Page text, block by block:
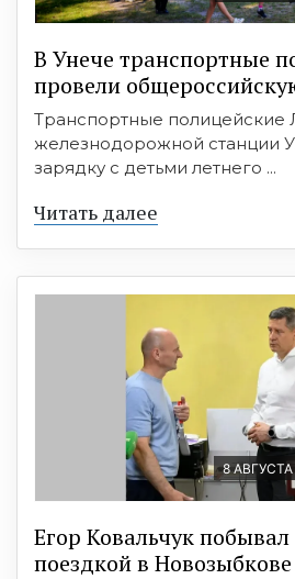
В Унече транспортные
провели
Транспортные полицейские
железнодорожной станции
зарядку с детьми летнего ...
Читать далее
8 АВГУСТА
Егор Ковальчук
поездкой в Новозыбкове